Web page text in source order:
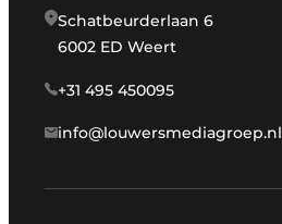
Schatbeurderlaan 6
6002 ED Weert
+31 495 450095
info@louwersmediagroep.nl